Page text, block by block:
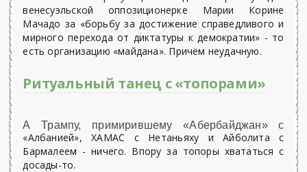
венесуэльской оппозиционерке Марии Корине
Мачадо за «борьбу за достижение справедливого и
мирного перехода от диктатуры к демократии» - то
есть организацию «майдана». Причём неудачную.
Ритуальный танец с «топорами»
А Трампу, примирившему «Абербайджан» с
«Албанией», ХАМАС с Нетаньяху и Айболита с
Бармалеем - ничего. Впору за топоры хвататься с
досады-то.